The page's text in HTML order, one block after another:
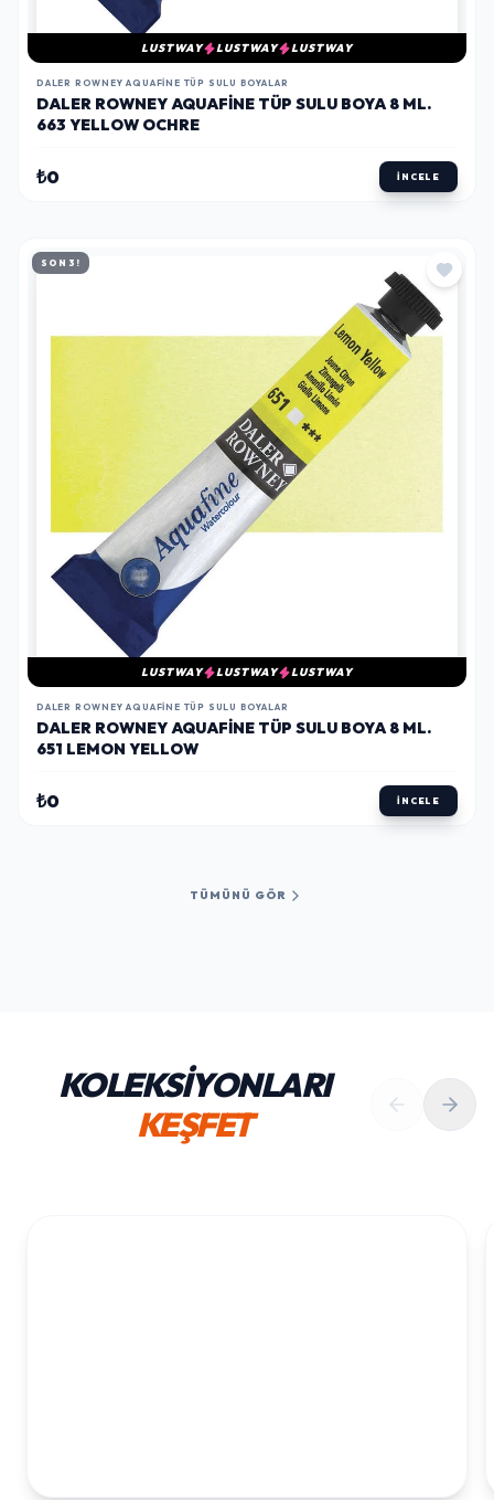
LUSTWAY LUSTWAY LUSTWAY
DALER ROWNEY AQUAFINE TÜP SULU BOYALAR
DALER ROWNEY AQUAFINE TÜP SULU BOYA 8 ML.
663 YELLOW OCHRE
₺0 İNCELE
SON 3!
LUSTWAY LUSTWAY LUSTWAY
DALER ROWNEY AQUAFINE TÜP SULU BOYALAR
DALER ROWNEY AQUAFINE TÜP SULU BOYA 8 ML.
651 LEMON YELLOW
₺0 İNCELE
TÜMÜNÜ GÖR
KOLEKSİYONLARI
KEŞFET